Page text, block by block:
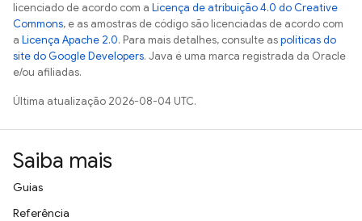
licenciado de acordo com a Licença de atribuição 4.0 do Creative
Commons, e as amostras de código são licenciadas de acordo com
a Licença Apache 2.0. Para mais detalhes, consulte aspolíticas do
site do Google Developers. Java é uma marca registrada da Oracle
e/ou afiliadas.
Última atualização 2026-08-04 UTC.
Saiba mais
Guias
Referência